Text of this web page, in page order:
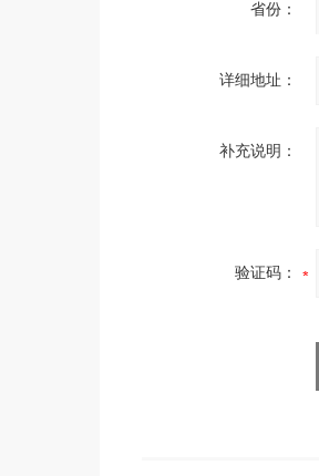
省份：
详细地址：
补充说明：
验证码：